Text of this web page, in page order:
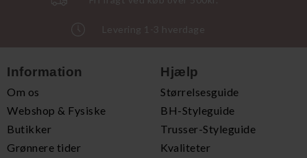
Levering 1-3 hverdage
Information
Om os
Webshop & Fysiske
Butikker
Grønnere tider
Hjælp
Størrelsesguide
BH-Styleguide
Trusser-Styleguide
Kvaliteter